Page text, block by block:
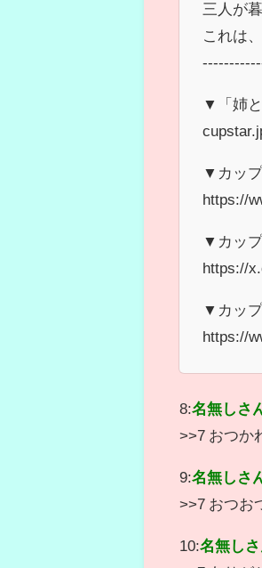
三人が
これは
▼「姉
▼カッ
https://
▼カッ
https://
▼カッ
https://
8:名無しさ
>>7 おつか
9:名無しさ
>>7 おつお
10:名無し